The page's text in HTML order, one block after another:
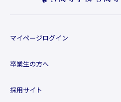
マイページログイン
卒業生の方へ
採用サイト